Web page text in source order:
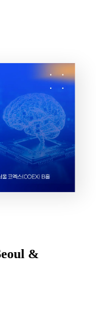
스(COEX) B홀
은 자율주행
&